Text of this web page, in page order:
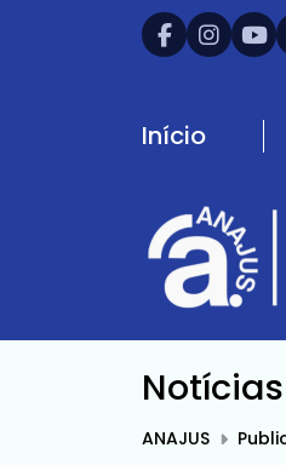
Início
Notícias
ANAJUS